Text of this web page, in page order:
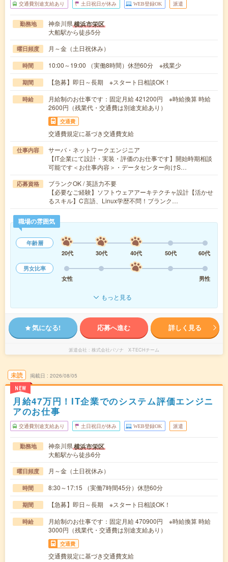
交通費別途支給あり 土日祝日が休み WEB登録OK 派遣
勤務地 神奈川県横浜市栄区
大船駅から徒歩5分
曜日頻度 月～金（土日祝休み）
時間 10:00～19:00 （実働8時間）休憩60分 ※残業少
期間 【急募】即日～長期 ※スタート日相談OK！
時給
月給制のお仕事です：固定月給 421200円 ※時給換算 時給
2600円（残業代・交通費は別途支給あり）
交通費
交通費規定に基づき交通費支給
仕事内容
サーバ・ネットワークエンジニア
【IT企業にて設計・実装・評価のお仕事です】開始時期相談
可能です＜お仕事内容＞・データセンター向けS…
応募資格
ブランクOK / 英語力不要
【必要なご経験】ソフトウェアアーキテクチャ設計【活かせ
るスキル】C言語、Linux学歴不問！ブランク…
職場の雰囲気
年齢層
20代
30代 40代 50代
60代
男女比率
女性
男性
もっと見る
気になる! 応募へ進む 詳しく見る
派遣会社 株式会社パソナ X-TECHチーム
未読
NEW
掲載日 2026/08/05
月給47万円！IT企業でのシステム評価エンジニ
アのお仕事
交通費別途支給あり 土日祝日が休み WEB登録OK 派遣
勤務地 神奈川県横浜市栄区
大船駅から徒歩6分
曜日頻度 月～金（土日祝休み）
時間 8:30～17:15 （実働7時間45分）休憩60分
期間 【急募】即日～長期 ※スタート日相談OK！
時給
月給制のお仕事です：固定月給 470900円 ※時給換算 時給
3000円（残業代・交通費は別途支給あり）
交通費
交通費規定に基づき交通費支給